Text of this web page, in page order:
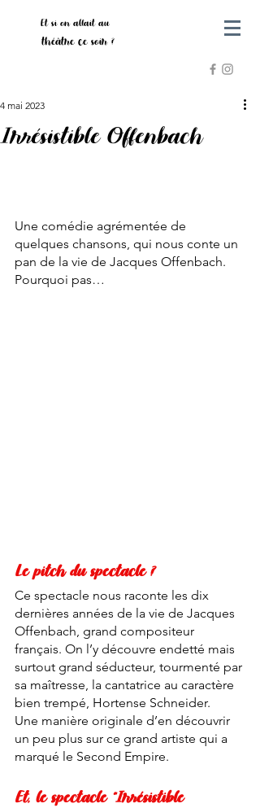
Et si on allait au
théâtre ce soir ?
Irrésistible Offenbach
4 mai 2023
Une comédie agrémentée de
quelques chansons, qui nous conte un
pan de la vie de Jacques Offenbach.
Pourquoi pas…
Le pitch du spectacle ?
Ce spectacle nous raconte les dix
dernières années de la vie de Jacques
Offenbach, grand compositeur
français. On l’y découvre endetté mais
surtout grand séducteur, tourmenté par
sa maîtresse, la cantatrice au caractère
bien trempé, Hortense Schneider.
Une manière originale d’en découvrir
un peu plus sur ce grand artiste qui a
marqué le Second Empire.
Et, le spectacle “Irrésistible